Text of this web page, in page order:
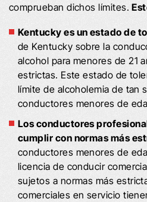
comprueban dichos límites.
Kentucky es un estado de
de Kentucky sobre la
alcohol para menores de 21
estrictas. Este estado de
límite de alcoholemia de tan
conductores menores de
Los conductores
cumplir con normas más
conductores menores de
licencia de conducir
sujetos a normas más
comerciales en servicio